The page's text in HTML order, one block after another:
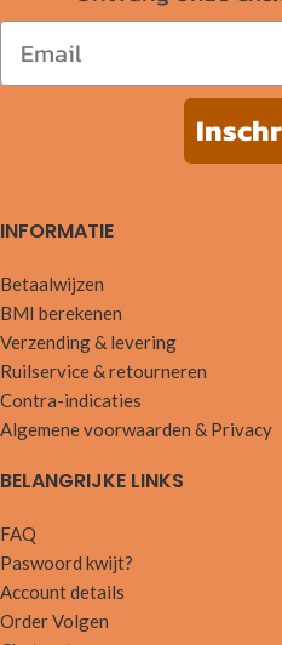
Email
INFORMATIE
Betaalwijzen
BMI berekenen
Verzending & levering
Ruilservice & retourneren
Contra-indicaties
Algemene voorwaarden & Privacy
BELANGRIJKE LINKS
FAQ
Paswoord kwijt?
Account details
Order Volgen